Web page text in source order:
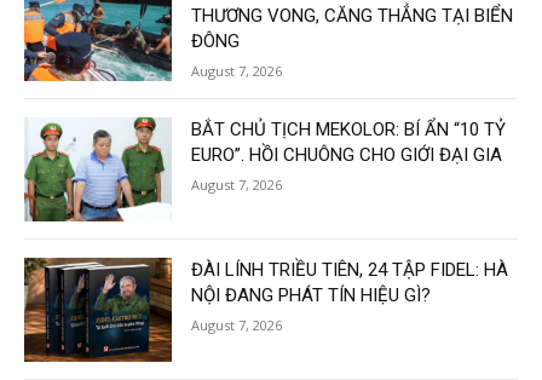
THƯƠNG VONG, CĂNG THẲNG TẠI BIỂN
ĐÔNG
August 7, 2026
BẮT CHỦ TỊCH MEKOLOR: BÍ ẨN “10 TỶ
EURO”. HỒI CHUÔNG CHO GIỚI ĐẠI GIA
August 7, 2026
ĐÀI LÍNH TRIỀU TIÊN, 24 TẬP FIDEL: HÀ
NỘI ĐANG PHÁT TÍN HIỆU GÌ?
August 7, 2026